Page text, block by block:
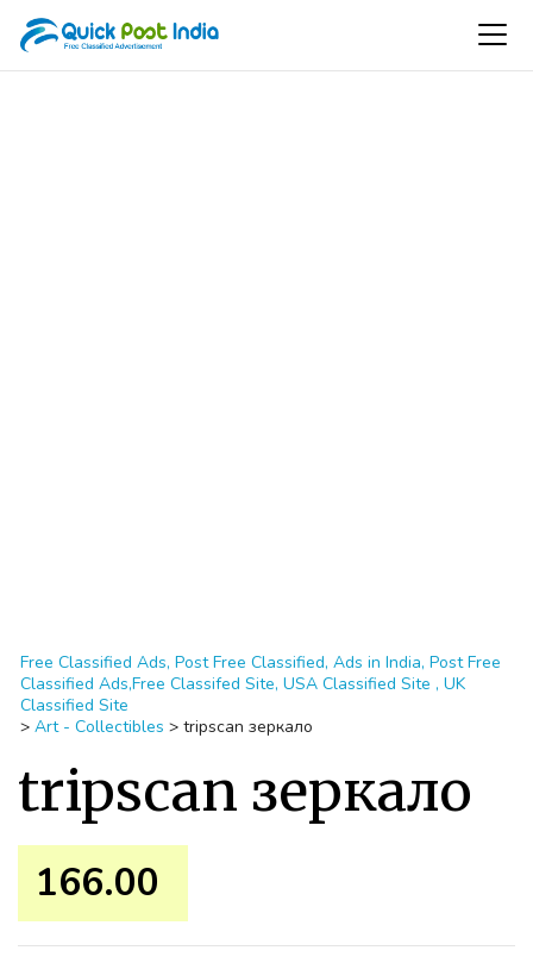
Free Classified Ads, Post Free Classified, Ads in India, Post Free
Classified Ads,Free Classifed Site, USA Classified Site , UK
Classified Site
> Art - Collectibles > tripscan зеркало
tripscan зеркало
166.00 ₹